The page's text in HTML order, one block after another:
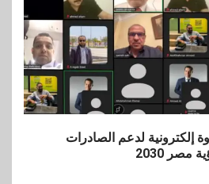
إلكترونية لدعم الصادرات
2030